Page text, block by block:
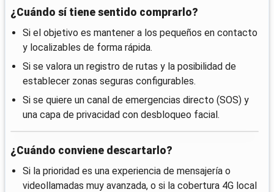
¿Cuándo sí tiene sentido comprarlo?
Si el objetivo es mantener a los pequeños en contacto
y localizables de forma rápida.
Si se valora un registro de rutas y la posibilidad de
establecer zonas seguras configurables.
Si se quiere un canal de emergencias directo (SOS) y
una capa de privacidad con desbloqueo facial.
¿Cuándo conviene descartarlo?
Si la prioridad es una experiencia de mensajería o
videollamadas muy avanzada, o si la cobertura 4G local